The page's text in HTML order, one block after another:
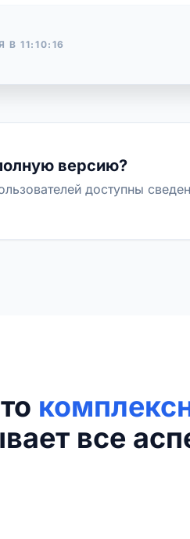
В11:10:16
версию?
доступны
все